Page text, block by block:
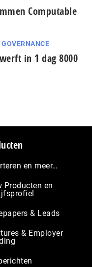
Computable
in 1 dag 8000
en meer…
Producten en
& Leads
& Employer